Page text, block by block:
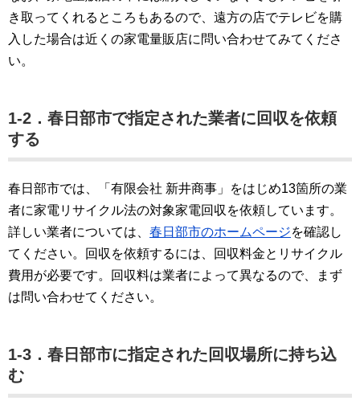
き取ってくれるところもあるので、遠方の店でテレビを購
入した場合は近くの家電量販店に問い合わせてみてくださ
い。
1-2．春日部市で指定された業者に回収を依頼
する
春日部市では、「有限会社 新井商事」をはじめ13箇所の業
者に家電リサイクル法の対象家電回収を依頼しています。
詳しい業者については、 春日部市のホームページを確認し
てください。回収を依頼するには、回収料金とリサイクル
費用が必要です。回収料は業者によって異なるので、まず
は問い合わせてください。
1-3．春日部市に指定された回収場所に持ち込
む